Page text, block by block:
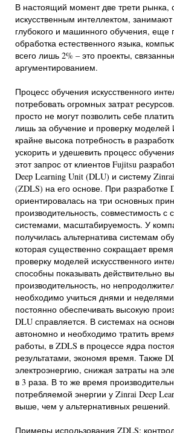
В настоящий момент две трети рынка,
искусственным интеллектом,
глубокого и машинного обучения, еще
обработка естественного языка,
всего лишь 2% – это проекты,
аргументированием.
Процесс обучения искусственного
потребовать огромных затрат
просто не могут позволить себе
лишь за обучение и проверку
крайне высока потребность в
ускорить и удешевить процесс
этот запрос от клиентов Fujitsu
Deep Learning Unit (DLU) и систему
(ZDLS) на его основе. При разработке
ориентировалась на три основных
производительность, совместимость
системами, масштабируемость. У
получилась альтернатива системам
которая существенно сокращает
проверку моделей искусственного
способны показывать действительно
производительность, но
необходимо учиться днями и
постоянно обеспечивать высокую
DLU справляется. В системах на
автономно и необходимо тратить
работы, в ZDLS в процессе ядра
результатами, экономя время. Также
электроэнергию, снижая затраты на
в 3 раза. В то же время
потребляемой энергии у Zinrai Deep
выше, чем у альтернативных решений.
Примеры использования ZDLS: